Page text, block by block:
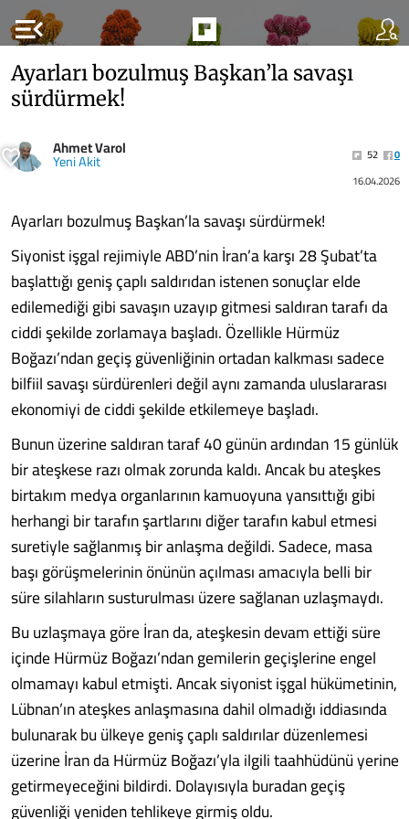
menu_open
Ayarları bozulmuş Başkan’la savaşı
sürdürmek!
Ahmet Varol
Yeni Akit 52
0
16.04.2026
Ayarları bozulmuş Başkan’la savaşı sürdürmek!
Siyonist işgal rejimiyle ABD’nin İran’a karşı 28 Şubat’ta
başlattığı geniş çaplı saldırıdan istenen sonuçlar elde
edilemediği gibi savaşın uzayıp gitmesi saldıran tarafı da
ciddi şekilde zorlamaya başladı. Özellikle Hürmüz
Boğazı’ndan geçiş güvenliğinin ortadan kalkması sadece
bilfiil savaşı sürdürenleri değil aynı zamanda uluslararası
ekonomiyi de ciddi şekilde etkilemeye başladı.
Bunun üzerine saldıran taraf 40 günün ardından 15 günlük
bir ateşkese razı olmak zorunda kaldı. Ancak bu ateşkes
birtakım medya organlarının kamuoyuna yansıttığı gibi
herhangi bir tarafın şartlarını diğer tarafın kabul etmesi
suretiyle sağlanmış bir anlaşma değildi. Sadece, masa
başı görüşmelerinin önünün açılması amacıyla belli bir
süre silahların susturulması üzere sağlanan uzlaşmaydı.
Bu uzlaşmaya göre İran da, ateşkesin devam ettiği süre
içinde Hürmüz Boğazı’ndan gemilerin geçişlerine engel
olmamayı kabul etmişti. Ancak siyonist işgal hükümetinin,
Lübnan’ın ateşkes anlaşmasına dahil olmadığı iddiasında
bulunarak bu ülkeye geniş çaplı saldırılar düzenlemesi
üzerine İran da Hürmüz Boğazı’yla ilgili taahhüdünü yerine
getirmeyeceğini bildirdi. Dolayısıyla buradan geçiş
güvenliği yeniden tehlikeye girmiş oldu.